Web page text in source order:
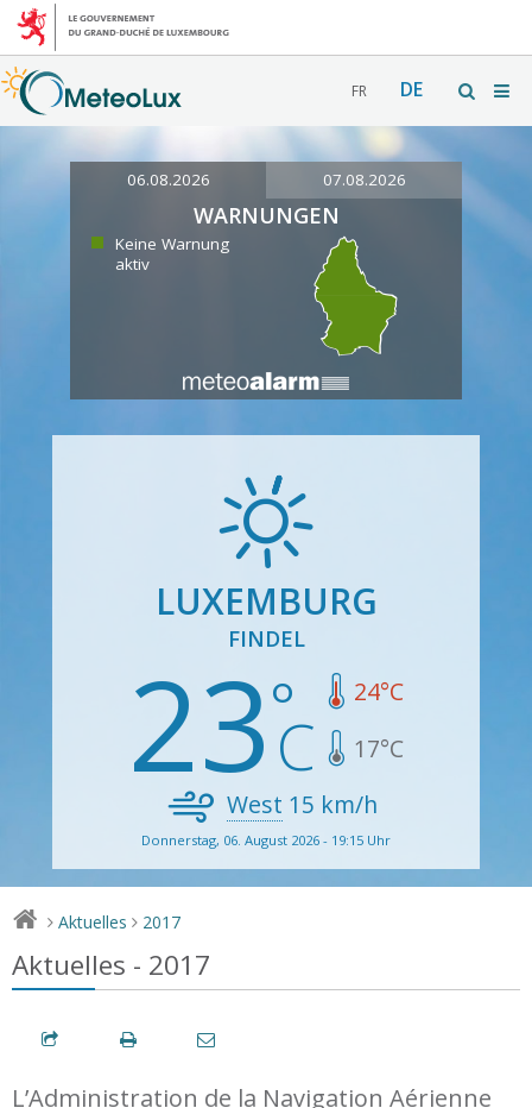
FR DE
06.08.2026 07.08.2026
WARNUNGEN
Keine Warnung
aktiv
LUXEMBURG
FINDEL
23 24°C
17°C
West 15 km/h
Donnerstag, 06. August 2026 - 19:15 Uhr
> Aktuelles > 2017
Aktuelles - 2017
L’Administration de la Navigation Aérienne